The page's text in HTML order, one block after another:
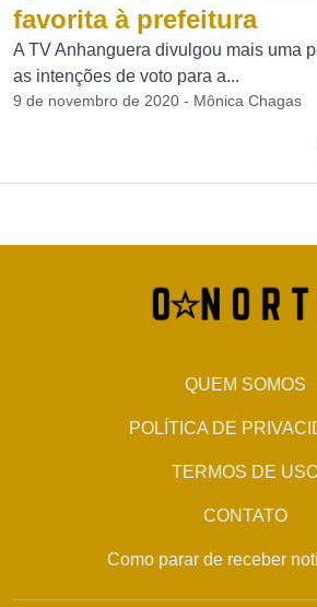
favorita à prefeitura
A TV Anhanguera divulgou mais uma
as intenções de voto para a...
9 de novembro de 2020 - Mônica Chagas
QUEM SOMOS
POLÍTICA DE
TERMOS DE
CONTATO
Como parar de receber